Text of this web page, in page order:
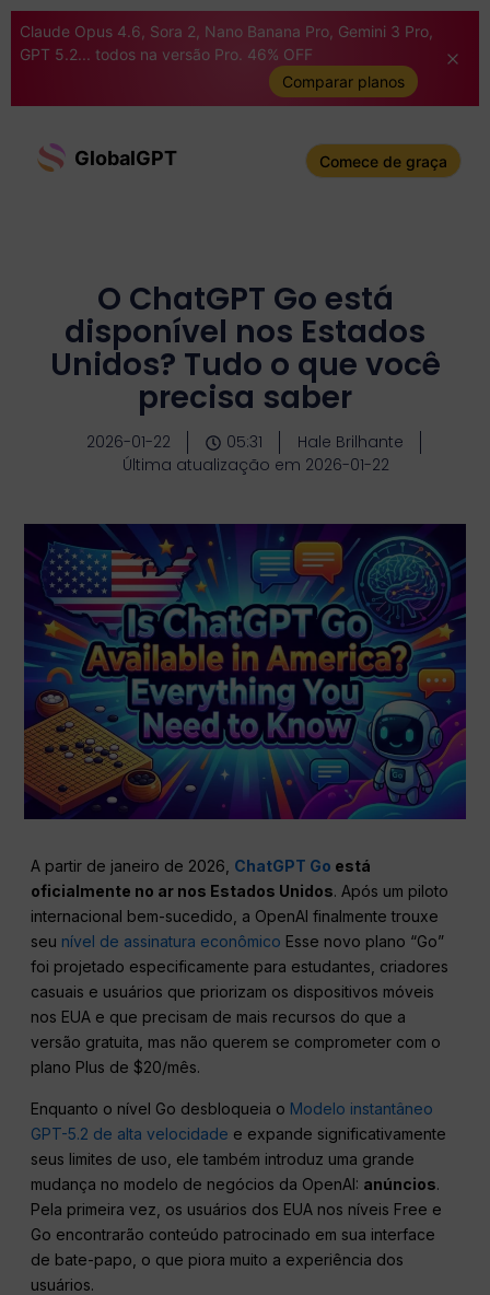
Claude Opus 4.6, Sora 2, Nano Banana Pro, Gemini 3 Pro,
GPT 5.2... todos na versão Pro. 46% OFF
Comparar planos
GlobalGPT Comece de graça
O ChatGPT Go está
disponível nos Estados
Unidos? Tudo o que você
precisa saber
2026-01-22 05:31
Hale Brilhante
Última atualização em 2026-01-22
A partir de janeiro de 2026, ChatGPT Go está
oficialmente no ar nos Estados Unidos. Após um piloto
internacional bem-sucedido, a OpenAI finalmente trouxe
seu nível de assinatura econômico Esse novo plano “Go”
foi projetado especificamente para estudantes, criadores
casuais e usuários que priorizam os dispositivos móveis
nos EUA e que precisam de mais recursos do que a
versão gratuita, mas não querem se comprometer com o
plano Plus de $20/mês.
Enquanto o nível Go desbloqueia o Modelo instantâneo
GPT-5.2 de alta velocidade e expande significativamente
seus limites de uso, ele também introduz uma grande
mudança no modelo de negócios da OpenAI: anúncios.
Pela primeira vez, os usuários dos EUA nos níveis Free e
Go encontrarão conteúdo patrocinado em sua interface
de bate-papo, o que piora muito a experiência dos
usuários.